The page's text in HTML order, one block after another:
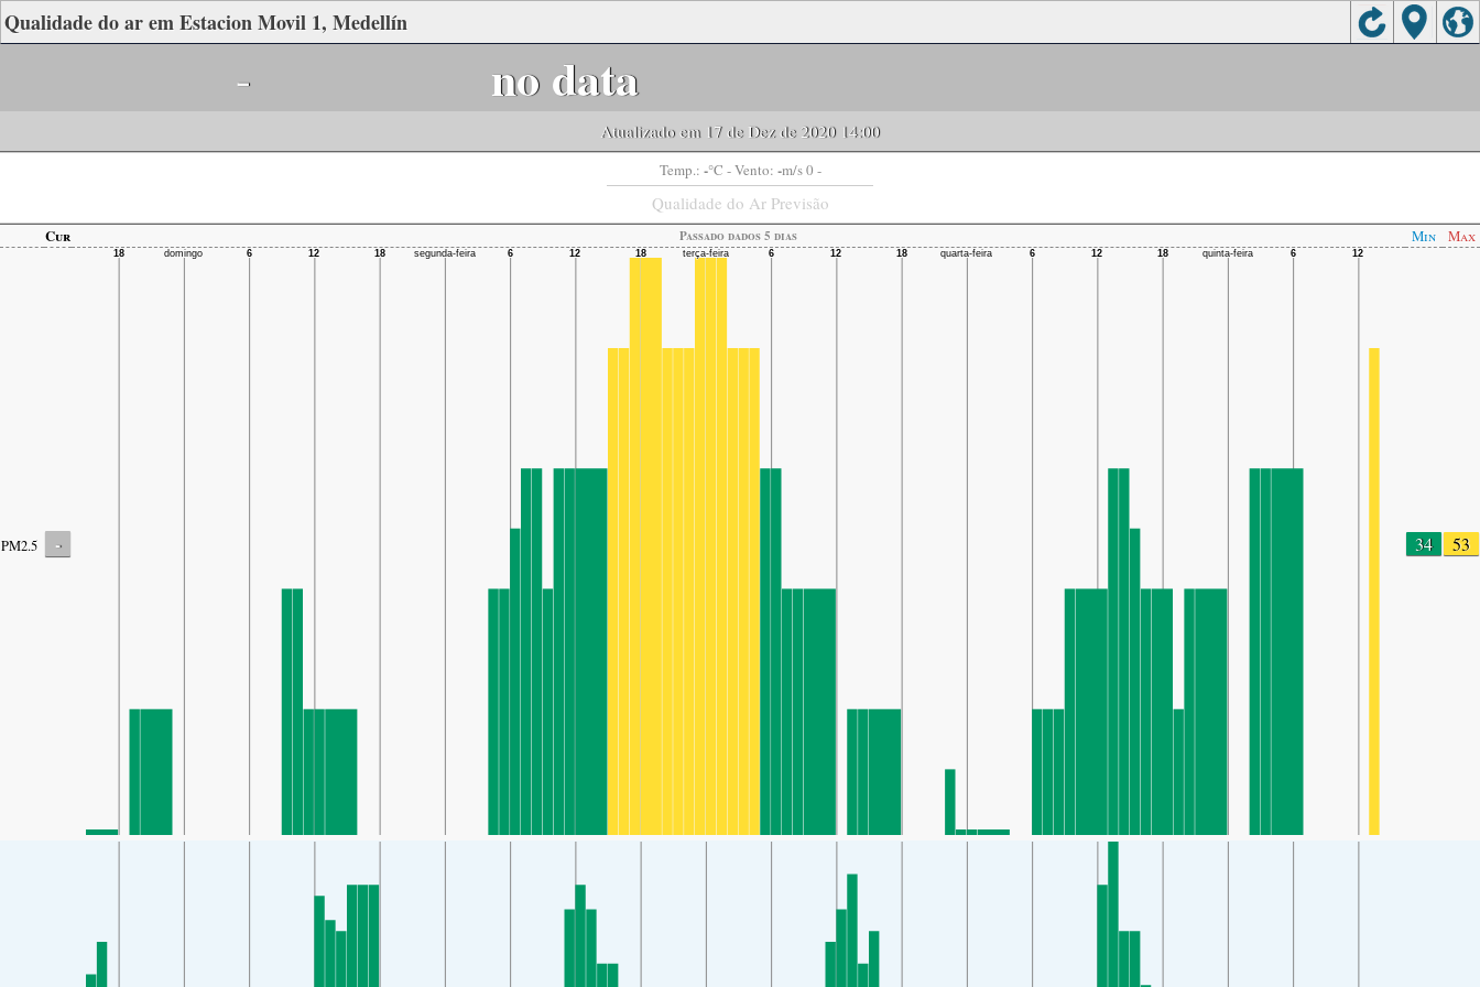
Qualidade do ar em Estacion Movil 1, Medellín
- no data
Atualizado em 17 de Dez de 2020 14:00
Temp.: -°C - Vento: -m/s 0 -
Qualidade do Ar Previsão
Cur Passado dados 5 dias Min Max
PM2.5 - 34 53